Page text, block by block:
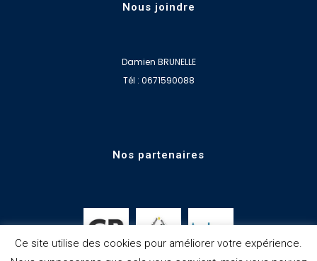
Nous joindre
Damien BRUNELLE
Tél : 0671590088
Nos partenaires
Ce site utilise des cookies pour améliorer votre expérience.